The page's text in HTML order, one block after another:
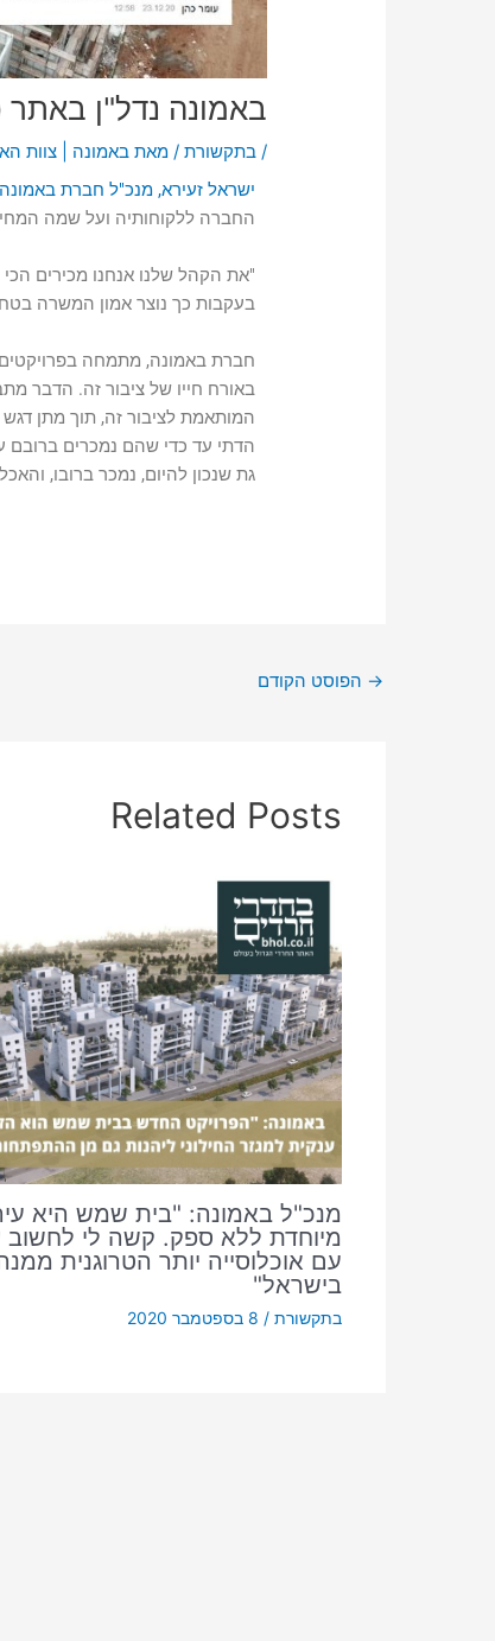
באמונה נדל"ן
/בתקשורת / מאתבאמונה | צוות
ישראל זעירא, מנכ"ל חברת
החברה ללקוחותיה ועל שמה
"את הקהל שלנו אנחנו מכירים הכי
בעקבות כך נוצר אמון המשרה
חברת באמונה, מתמחה
באורח חייו של ציבור זה. הדבר
המותאמת לציבור זה, תוך מתן
הדתי עד כדי שהם נמכרים ברובם
גת שנכון להיום, נמכר ברובו,
→ הפוסט הקודם
Related Posts
מנכ"ל באמונה: "בית שמש היא
מיוחדת ללא ספק. קשה לי לחשוב
עם אוכלוסייה יותר הטרוגנית
בישראל"
בתקשורת / 8 בספטמבר 2020